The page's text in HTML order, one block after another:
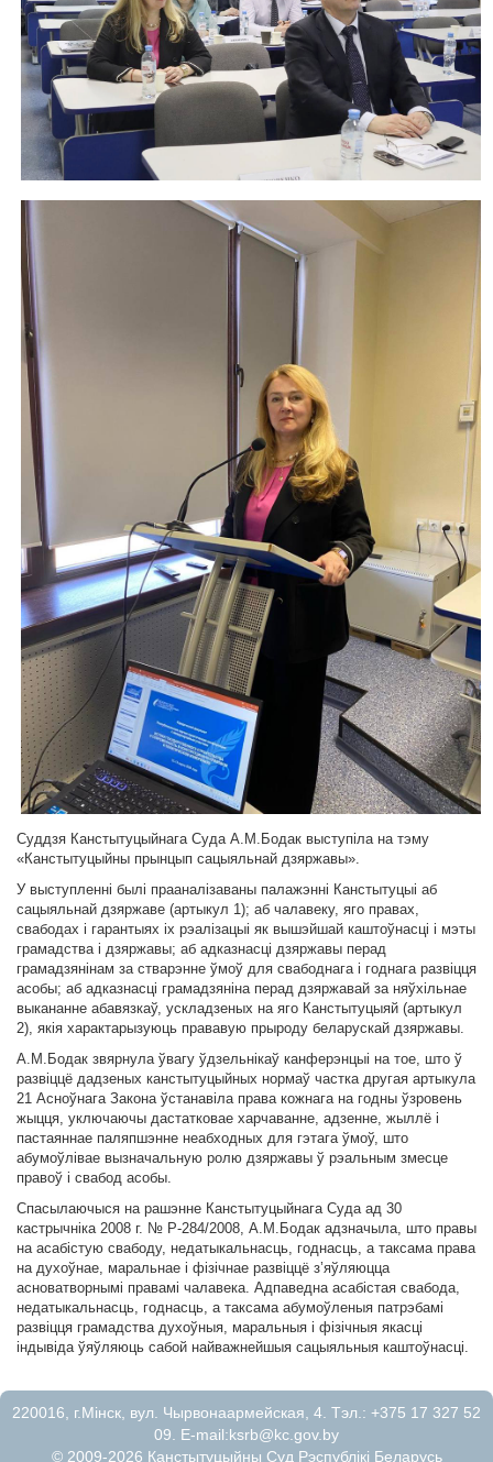
Суддзя Канстытуцыйнага Суда А.М.Бодак выступіла на тэму
«Канстытуцыйны прынцып сацыяльнай дзяржавы».
У выступленні былі прааналізаваны палажэнні Канстытуцыі аб
сацыяльнай дзяржаве (артыкул 1); аб чалавеку, яго правах,
свабодах і гарантыях іх рэалізацыі як вышэйшай каштоўнасці і мэты
грамадства і дзяржавы; аб адказнасці дзяржавы перад
грамадзянінам за стварэнне ўмоў для свабоднага і годнага развіцця
асобы; аб адказнасці грамадзяніна перад дзяржавай за няўхільнае
выкананне абавязкаў, ускладзеных на яго Канстытуцыяй (артыкул
2), якія характарызуюць прававую прыроду беларускай дзяржавы.
А.М.Бодак звярнула ўвагу ўдзельнікаў канферэнцыі на тое, што ў
развіццё дадзеных канстытуцыйных нормаў частка другая артыкула
21 Асноўнага Закона ўстанавіла права кожнага на годны ўзровень
жыцця, уключаючы дастатковае харчаванне, адзенне, жыллё і
пастаяннае паляпшэнне неабходных для гэтага ўмоў, што
абумоўлівае вызначальную ролю дзяржавы ў рэальным змесце
правоў і свабод асобы.
Спасылаючыся на рашэнне Канстытуцыйнага Суда ад 30
кастрычніка 2008 г. № Р-284/2008, А.М.Бодак адзначыла, што правы
на асабістую свабоду, недатыкальнасць, годнасць, а таксама права
на духоўнае, маральнае і фізічнае развіццё з’яўляюцца
асноватворнымі правамі чалавека. Адпаведна асабістая свабода,
недатыкальнасць, годнасць, а таксама абумоўленыя патрэбамі
развіцця грамадства духоўныя, маральныя і фізічныя якасці
індывіда ўяўляюць сабой найважнейшыя сацыяльныя каштоўнасці.
220016, г.Мiнск, вул. Чырвонаармейская, 4. Тэл.: +375 17 327 52
09. E-mail:ksrb@kc.gov.by
© 2009-2026 Канстытуцыйны Суд Рэспублікі Беларусь